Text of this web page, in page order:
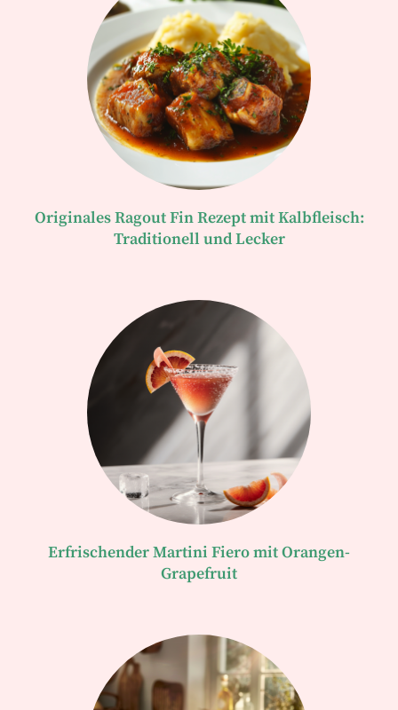
Originales Ragout Fin Rezept mit Kalbfleisch:
Traditionell und Lecker
Erfrischender Martini Fiero mit Orangen-
Grapefruit